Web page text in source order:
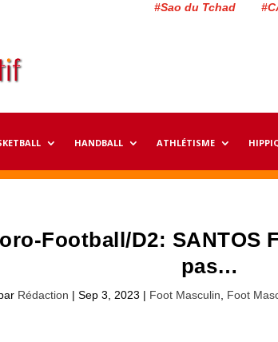
#Sao du Tchad
HANDBALL ATHLÉTISME
Football/D2: SANTOS
pas…
Rédaction | Sep 3, 2023 | Foot Masculin Foot